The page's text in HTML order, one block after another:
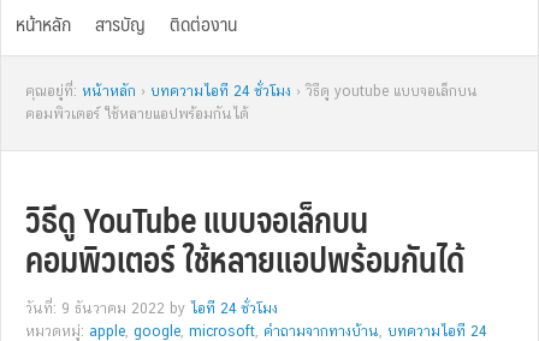
หน้าหลัก สารบัญ ติดต่องาน
คุณอยู่ที่: หน้าหลัก › บทความไอที 24 ชั่วโมง › วิธีดู youtube แบบจอเล็กบน
คอมพิวเตอร์ ใช้หลายแอปพร้อมกันได้
วิธีดู YouTube แบบจอเล็กบน
คอมพิวเตอร์ ใช้หลายแอปพร้อมกันได้
วันที่: 9 ธันวาคม 2022 by ไอที 24 ชั่วโมง
หมวดหมู่: apple, google, microsoft, คำถามจากทางบ้าน, บทความไอที 24